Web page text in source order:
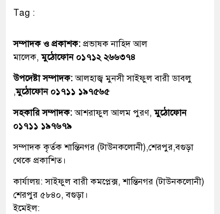
Tag :
সম্পাদক ও প্রকাশক: প্রভাষক নাহিদ আল
মালেক,মুঠোফোন ০১৭১২ ২৬৬৩৭৪
উপদেষ্টা সম্পাদক:আলহাজ্ব মুনসী সাইফুল বারী ডাবলু
,মুঠোফোন ০১৭১১ ১৯৭৫৬৫
সহকারি সম্পাদক:আশরাফুল আলম পুরণ,মুঠোফোন
০১৭১১ ১৯৭৬৭৯
সম্পাদক কৃর্তক শান্তিনগর (টাউনকলোনী),শেরপুর,বগুড়া
থেকে প্রকাশিত।
কার্যালয়: সাইফুল বারী কমপ্লেক্স, শান্তিনগর (টাউনকলোনী)
শেরপুর ৫৮৪০, বগুড়া।
ইমেইল: